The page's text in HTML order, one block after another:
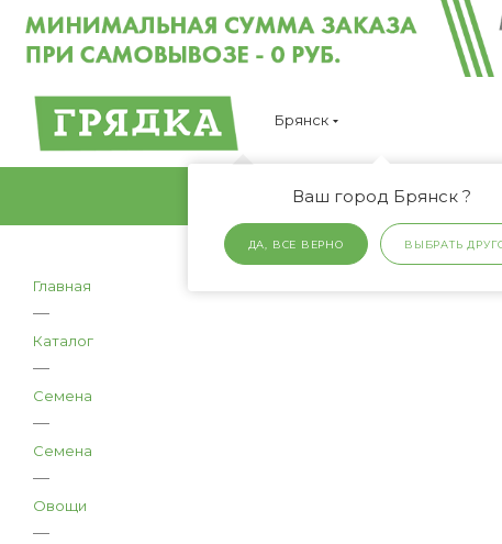
Брянск
Ваш город Брянск ?
ДА, ВСЕ ВЕРНО ВЫБРАТЬ
Главная
—
Каталог
—
Семена
—
Семена
—
Овощи
—